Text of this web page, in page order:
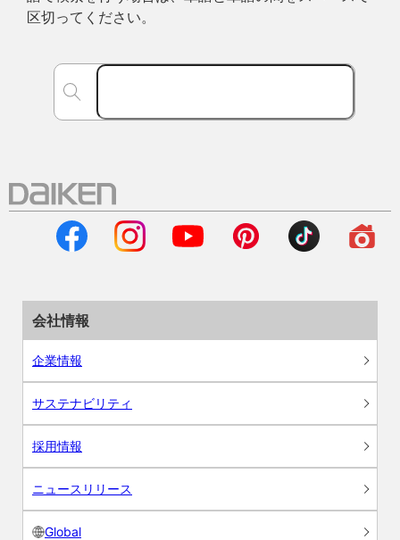
区切ってください。
会社情報
企業情報
サステナビリティ
採用情報
ニュースリリース
Global